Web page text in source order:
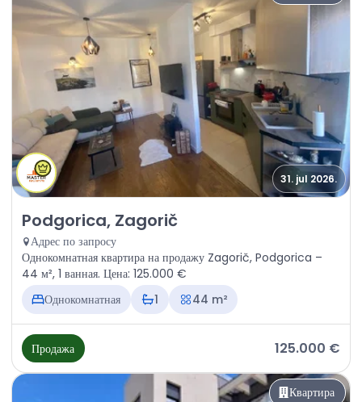
31. jul 2026.
Продажа - Квартира Podgorica, Zagorič
Podgorica, Zagorič
Адрес по запросу
Однокомнатная квартира на продажу Zagorič, Podgorica –
44 м², 1 ванная. Цена: 125.000 €
Однокомнатная
1 44 m²
Продажа 125.000 €
Квартира